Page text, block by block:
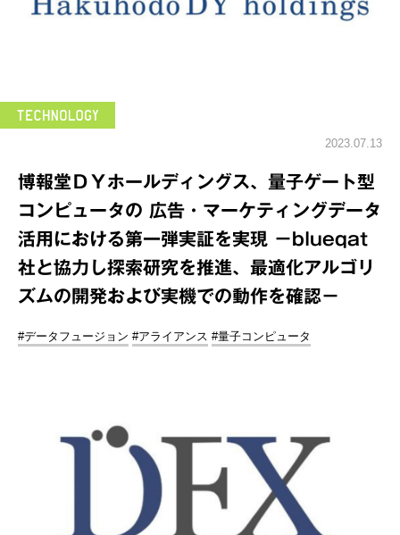
2023.07.13
博報堂ＤＹホールディングス、量子ゲート型
コンピュータの 広告・マーケティングデータ
活用における第一弾実証を実現 －blueqat
社と協力し探索研究を推進、最適化アルゴリ
ズムの開発および実機での動作を確認－
#データフュージョン #アライアンス #量子コンピュータ